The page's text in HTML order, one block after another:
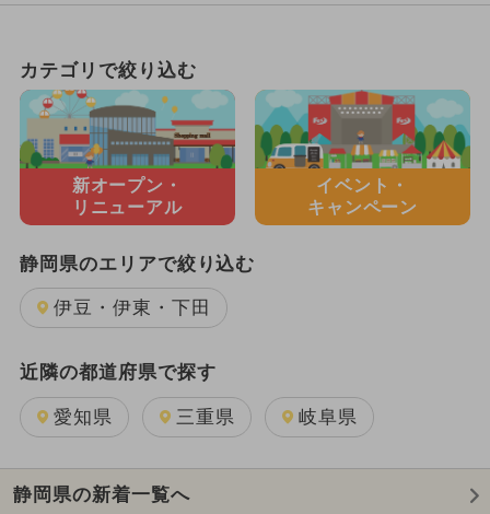
カテゴリで絞り込む
新オープン・
リニューアル
イベント・
キャンペーン
静岡県のエリアで絞り込む
伊豆・伊東・下田
近隣の都道府県で探す
愛知県 三重県 岐阜県
静岡県の新着一覧へ